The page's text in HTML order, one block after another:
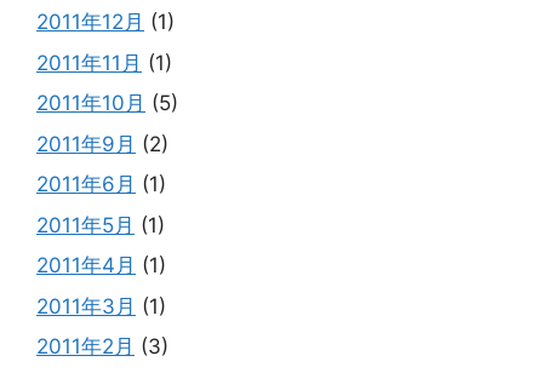
2011年12月 (1)
2011年11月 (1)
2011年10月 (5)
2011年9月 (2)
2011年6月 (1)
2011年5月 (1)
2011年4月 (1)
2011年3月 (1)
2011年2月 (3)